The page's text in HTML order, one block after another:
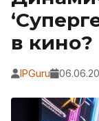
в кино?
IPGuru